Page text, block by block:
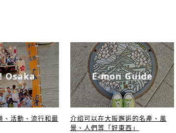
Osaka
、活動、流行和最
E-mon Guide
介绍可以在大阪邂逅的名產、風
景、人們等「好東西」